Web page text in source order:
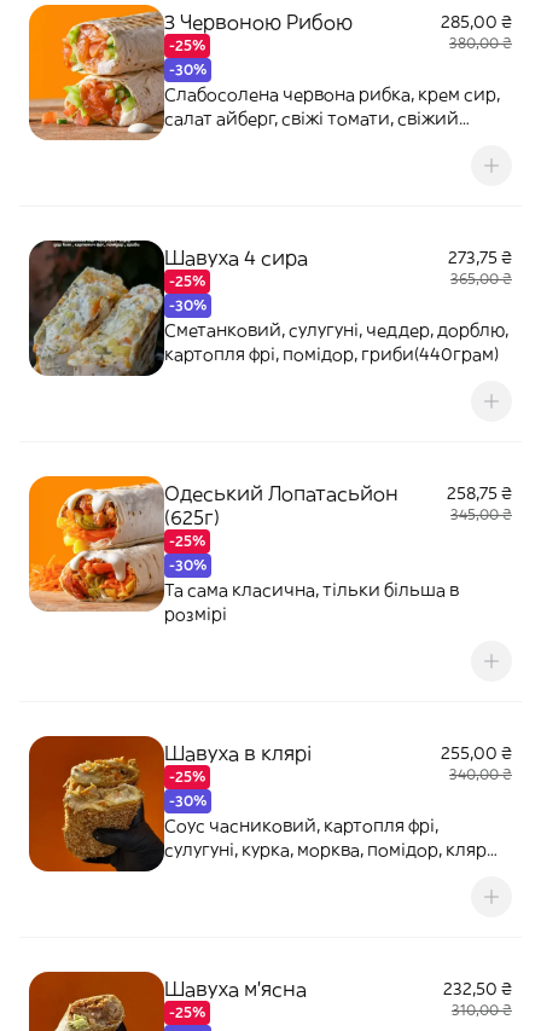
З Червоною Рибою
-25%
-30%
285,00 ₴
380,00 ₴
Слабосолена червона рибка, крем сир,
салат айберг, свіжі томати, свіжий
Шавуха 4 сира
-25%
-30%
273,75 ₴
365,00 ₴
Сметанковий, сулугуні, чеддер, дорблю,
картопля фрі, помідор, гриби(440грам)
Одеський Лопатасьйон
(625г)
-25%
-30%
258,75 ₴
345,00 ₴
Та сама класична, тільки більша в
розмірі
Шавуха в клярі
-25%
-30%
255,00 ₴
340,00 ₴
Соус часниковий, картопля фрі,
сулугуні, курка, морква, помідор, кляр
Шавуха м'ясна
-25%
232,50 ₴
310,00 ₴